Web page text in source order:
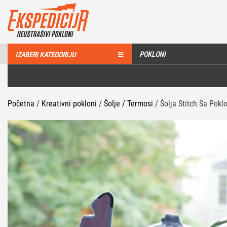
IZABERI KATEGORIJU POKLONI
Početna / Kreativni pokloni / Šolje / Termosi / Šolja Stitch Sa